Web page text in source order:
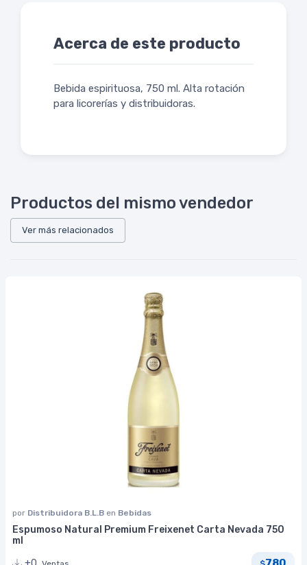
Acerca de este producto
Bebida espirituosa, 750 ml. Alta rotación
para licorerías y distribuidoras.
Productos del mismo vendedor
Ver más relacionados
por Distribuidora B.L.B en Bebidas
Espumoso Natural Premium Freixenet Carta Nevada 750
ml